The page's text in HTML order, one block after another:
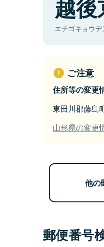
越後
エチゴキョウデ
ご注意
住所等の変更
東田川郡藤島
山形県の変更
他の
郵便番号